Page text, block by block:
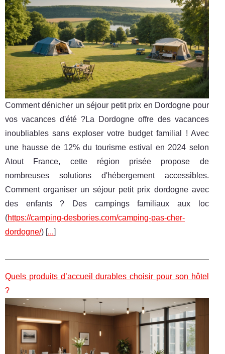
Comment dénicher un séjour petit prix en Dordogne pour
vos vacances d'été ?La Dordogne offre des vacances
inoubliables sans exploser votre budget familial ! Avec
une hausse de 12% du tourisme estival en 2024 selon
Atout France, cette région prisée propose de
nombreuses solutions d'hébergement accessibles.
Comment organiser un séjour petit prix dordogne avec
des enfants ? Des campings familiaux aux loc
(https://camping-desbories.com/camping-pas-cher-
dordogne/) [...]
Quels produits d’accueil durables choisir pour son hôtel
?